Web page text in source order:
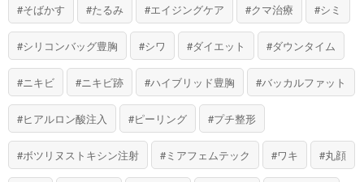
そばかす たるみ エイジングケア クマ治療 シミ
シリコンバッグ豊胸 シワ ダイエット ダウンタイム
ニキビ ニキビ跡 ハイブリッド豊胸 バッカルファット
ヒアルロン酸注入 ピーリング プチ整形
ボツリヌストキシン注射 ミアフェムテック ワキ 丸顔